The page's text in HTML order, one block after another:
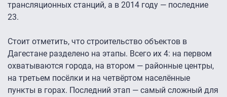
трансляционных станций, а в 2014 году — последние
23.
Стоит отметить, что строительство объектов в
Дагестане разделено на этапы. Всего их 4: на первом
охватываются города, на втором — районные центры,
на третьем посёлки и на четвёртом населённые
пункты в горах. Последний этап — самый сложный для